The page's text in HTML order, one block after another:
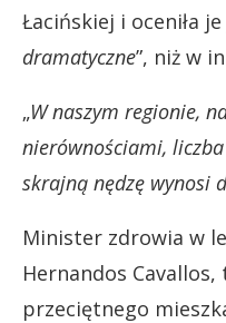
Łacińskiej i oceniła
dramatyczne”, niż w
„W naszym regionie,
nierównościami,
skrajną nędzę wynosi
Minister zdrowia w
Hernandos Cavallos,
przeciętnego